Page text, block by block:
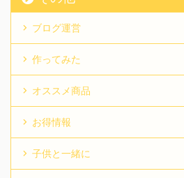
ブログ運営
作ってみた
オススメ商品
お得情報
子供と一緒に